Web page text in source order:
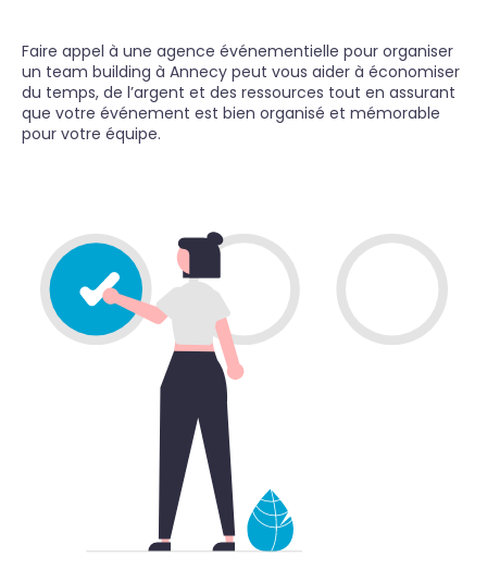
Faire appel à une agence événementielle pour organiser
un team building à Annecy peut vous aider à économiser
du temps, de l’argent et des ressources tout en assurant
que votre événement est bien organisé et mémorable
pour votre équipe.